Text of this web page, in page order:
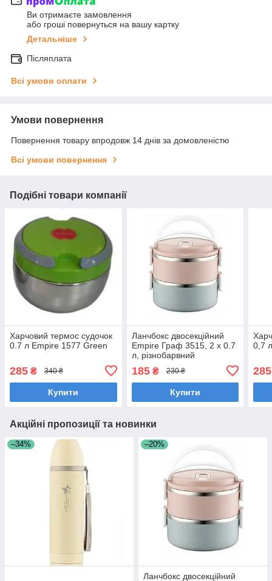
Ви отримаєте замовлення
або гроші повернуться на вашу картку
Детальніше
Післяплата
Всі умови оплати
Умови повернення
Повернення товару впродовж 14 днів за домовленістю
Всі умови повернення
Подібні товари компанії
Харчовий термос судочок
0.7 л Empire 1577 Green
285 ₴ 340 ₴
Купити
Ланчбокс двосекційний
Empire Граф 3515, 2 х 0.7
л, різнобарвний
185₴ 230 ₴
Купити
0,7
285
Акційні пропозиції та новинки
–34% –20%
Ланчбокс двосекційний